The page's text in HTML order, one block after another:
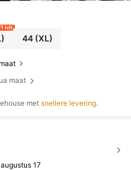
left
44(XL)
maat
metsnellere levering.
17